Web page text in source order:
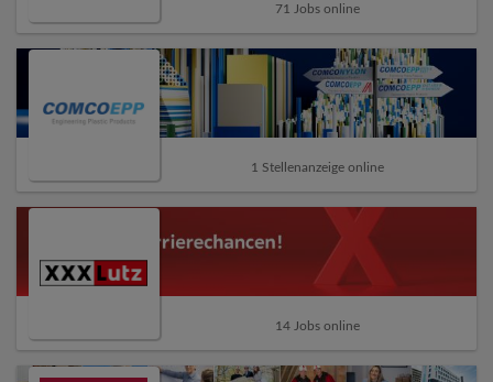
71 Jobs online
1 Stellenanzeige online
14 Jobs online